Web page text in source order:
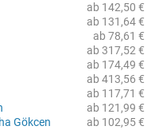
ab 142,50 €
ab 131,64 €
ab 78,61 €
ab 317,52 €
ab 174,49 €
ab 413,56 €
ab 117,71 €
ab 121,99 €
ab 102,95 €
Gökcen